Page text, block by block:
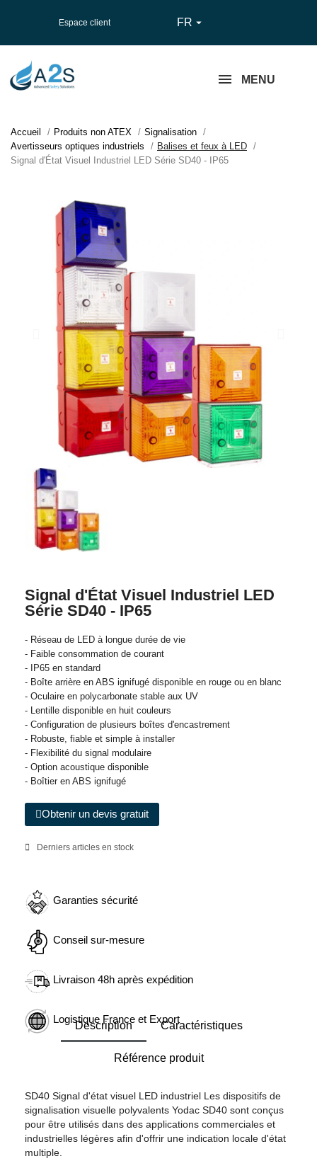
Espace client FR 
MENU
Accueil Produits non ATEX
Signalisation
Avertisseurs optiques industriels
Balises et feux à LED
Signal d'État Visuel Industriel LED Série SD40 - IP65
Signal d'État Visuel Industriel LED
Série SD40 - IP65
- Réseau de LED à longue durée de vie
- Faible consommation de courant
- IP65 en standard
- Boîte arrière en ABS ignifugé disponible en rouge ou en blanc
- Oculaire en polycarbonate stable aux UV
- Lentille disponible en huit couleurs
- Configuration de plusieurs boîtes d'encastrement
- Robuste, fiable et simple à installer
- Flexibilité du signal modulaire
- Option acoustique disponible
- Boîtier en ABS ignifugé
Obtenir un devis gratuit
Derniers articles en stock
Garanties sécurité
Conseil sur-mesure
Livraison 48h après expédition
Logistique France et Export
Description Caractéristiques
Référence produit
SD40 Signal d'état visuel LED industriel Les dispositifs de
signalisation visuelle polyvalents Yodac SD40 sont conçus
pour être utilisés dans des applications commerciales et
industrielles légères afin d'offrir une indication locale d'état
multiple.